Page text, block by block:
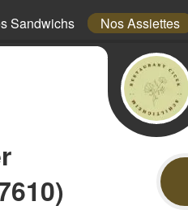
Sandwichs Nos Assiettes